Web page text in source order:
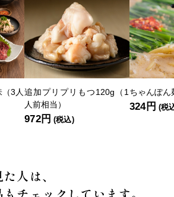
3人追加プリプリもつ120g（1
人前相当）
972円 (税込)
ちゃんぽ
324円 (税
人は、
チェックしています。